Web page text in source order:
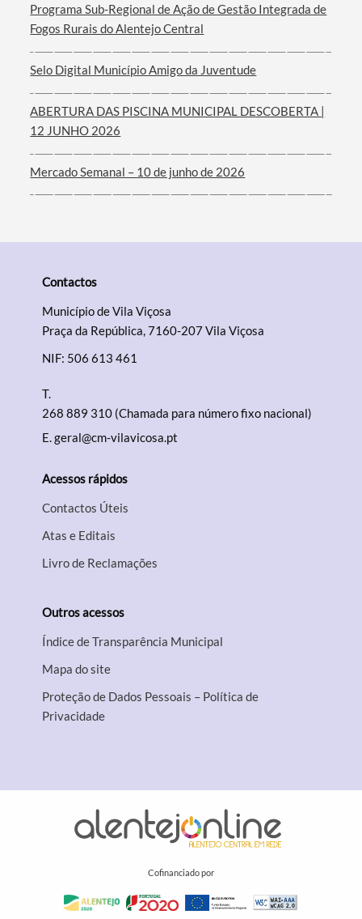
Categorias gerais
Filtros
Programa Sub-Regional de Ação de Gestão Integrada de
Fogos Rurais do Alentejo Central
Selo Digital Município Amigo da Juventude
ABERTURA DAS PISCINA MUNICIPAL DESCOBERTA |
12 JUNHO 2026
Mercado Semanal – 10 de junho de 2026
Contactos
Município de Vila Viçosa
Praça da República, 7160-207 Vila Viçosa
NIF: 506 613 461
T.
268 889 310 (Chamada para número fixo nacional)
E.geral@cm-vilavicosa.pt
Acessos rápidos
Contactos Úteis
Atas e Editais
Livro de Reclamações
Outros acessos
Índice de Transparência Municipal
Mapa do site
Proteção de Dados Pessoais – Política de
Privacidade
Cofinanciado por